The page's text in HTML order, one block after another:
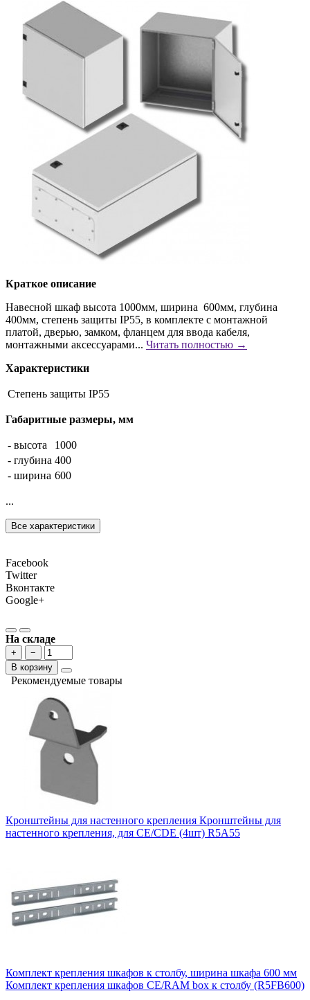
Краткое описание
Навесной шкаф высота 1000мм, ширина 600мм, глубина
400мм, степень защиты IP55, в комплекте с монтажной
платой, дверью, замком, фланцем для ввода кабеля,
монтажными аксессуарами... Читать полностью →
Характеристики
Степень защиты IP55
Габаритные размеры, мм
- высота
1000
- глубина 400
- ширина 600
...
Все характеристики
Facebook
Twitter
Вконтакте
Google+
На складе
+
−
В корзину
Рекомендуемые товары
Кронштейны для настенного крепления Кронштейны для
настенного крепления, для CE/CDE (4шт) R5A55
Комплект крепления шкафов к столбу, ширина шкафа 600 мм
Комплект крепления шкафов CE/RAM box к столбу (R5FB600)